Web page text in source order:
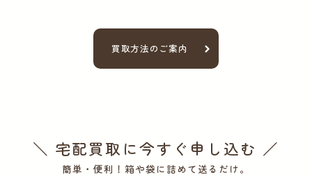
買取方法のご案内
＼ 宅配買取に今すぐ申し込む ／
簡単・便利！箱や袋に詰めて送るだけ。